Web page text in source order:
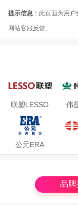
提示信息 ：此页面为用
网站客服反馈。
联塑LESSO 伟
公元ERA
品牌